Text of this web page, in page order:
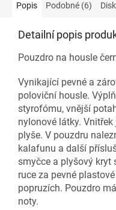
Popis Podobné (6)
Detailní popis
Pouzdro na housle
Vynikající pevné a
poloviční housle.
styrofómu, vnější
nylonové látky.
plyše. V pouzdru
kalafunu a další
smyčce a plyšový kryt
ruce za pevné
popruzích. Pouzdro
noty.